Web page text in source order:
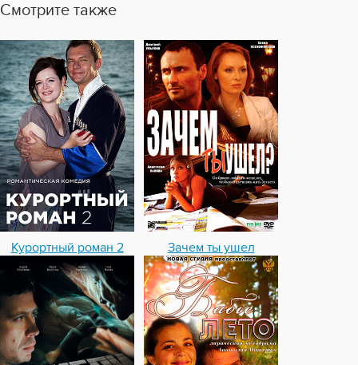
Смотрите также
Курортный роман 2 Зачем ты ушел